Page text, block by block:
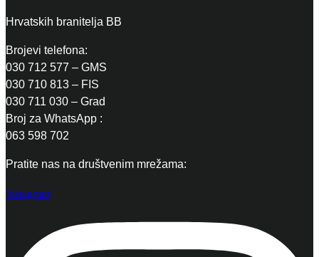
Hrvatskih branitelja BB
Brojevi telefona:
030 712 577 – GMS
030 710 813 – FIS
030 711 030 – Grad
Broj za WhatsApp :
063 598 702
Pratite nas na društvenim mrežama:
Instagram